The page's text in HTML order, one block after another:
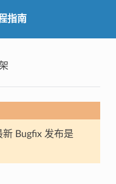
指南
Bugfix 发布是